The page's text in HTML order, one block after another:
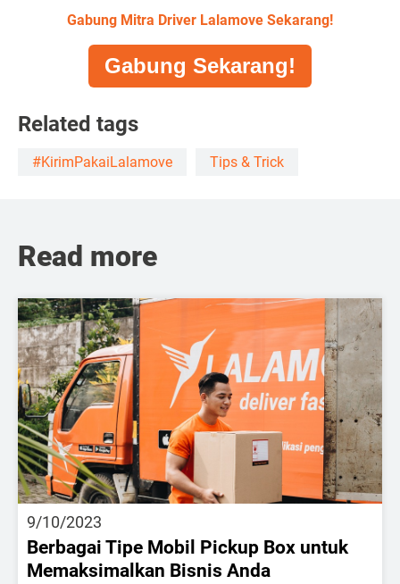
Gabung Mitra Driver Lalamove Sekarang!
Gabung Sekarang!
Related tags
#KirimPakaiLalamove Tips & Trick
Read more
9/10/2023
Berbagai Tipe Mobil Pickup Box untuk
Memaksimalkan Bisnis Anda